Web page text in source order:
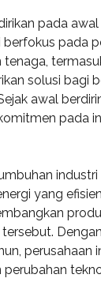
pada
berfokus pada
solusi bagi
awal
pada
yang
perusahaan